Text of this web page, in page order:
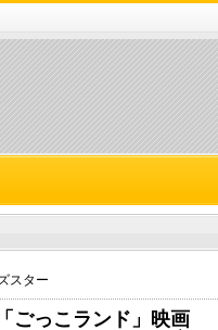
スター
ごっこランド」映画